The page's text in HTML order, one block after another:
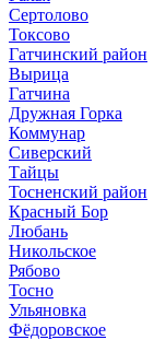
Сертолово
Токсово
Гатчинский район
Вырица
Гатчина
Дружная Горка
Коммунар
Сиверский
Тайцы
Тосненский район
Красный Бор
Любань
Никольское
Рябово
Тосно
Ульяновка
Фёдоровское